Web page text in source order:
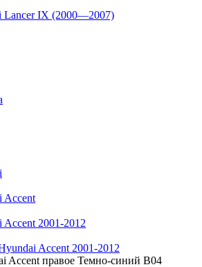
Lancer IX (2000—2007)
Accent
2001-2012
Accent 2001-2012
Accent правое Темно-синий В04